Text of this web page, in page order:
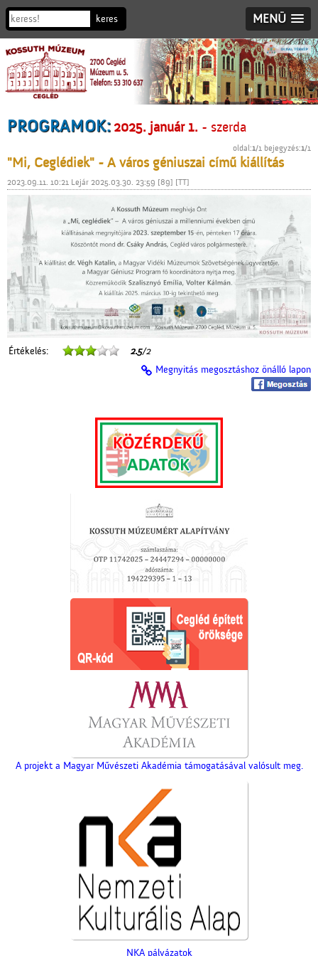
MENÜ
PROGRAMOK:2025. január 1. - szerda
oldal:1/1 bejegyzés:1/1
"Mi, Ceglédiek" - A város géniuszai című kiállítás
2023.09.11. 10:21 Lejár 2025.03.30. 23:59 [89] [TT]
Értékelés: 2.5/2
Megnyitás megosztáshoz önálló lapon
A projekt a Magyar Művészeti Akadémia támogatásával valósult meg.
NKA pályázatok